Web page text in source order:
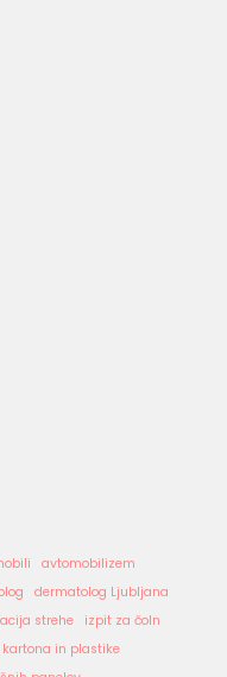
avtomobilizem
dermatolog Ljubljana
strehe
izpit za čoln
in plastike